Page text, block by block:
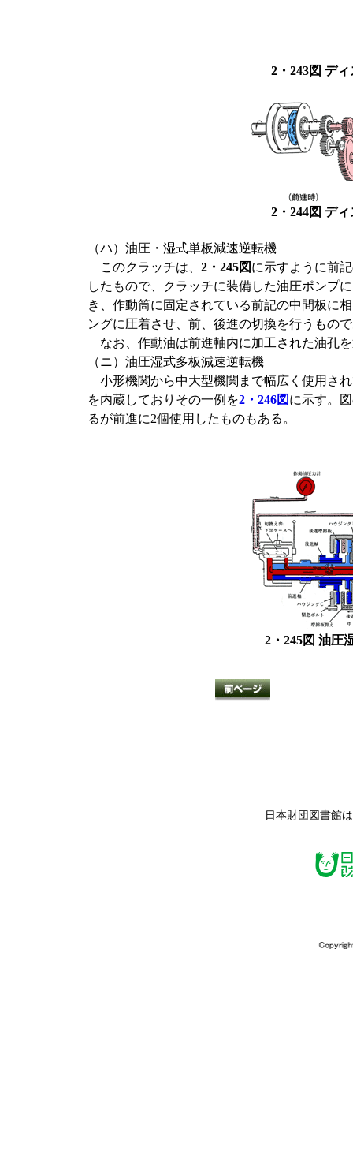
2・243図 デ
2・244図 デ
（ハ）油圧・湿式単板減速逆転機
このクラッチは、 2・245図に示すように前
したもので、クラッチに装備した油圧ポンプ
き、作動筒に固定されている前記の中間板に
ングに圧着させ、前、後進の切換を行うもの
なお、作動油は前進軸内に加工された油孔
（ニ）油圧湿式多板減速逆転機
小形機関から中大型機関まで幅広く使用さ
を内蔵しておりその一例を2・246図に示す。
るが前進に2個使用したものもある。
2・245図 油圧
日本財団図書館